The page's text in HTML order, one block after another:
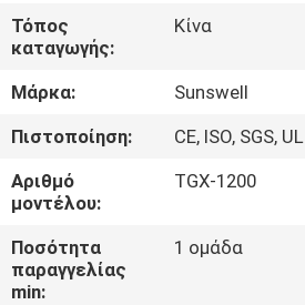
ΠΕΡΊΠΟΥ
ΕΜΕΊΣ
ΓΎΡΟΣ
ΕΡΓΟΣΤΑΣΊΩΝ
ΠΟΙΟΤΙΚΌΣ
Τόπος
καταγωγής:
Κίνα
Μάρκα:
Sunswell
Πιστοποίηση:
CE, ISO, SGS, UL
Αριθμό
μοντέλου:
TGX-1200
Ποσότητα
παραγγελίας
min:
1 ομάδα